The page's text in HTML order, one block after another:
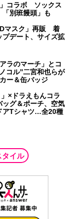
」コラボ ソックス
別班饅頭」も
マスク」再販 着
プデート、サイズ拡
ラのマーチ」とコ
コル”二宮和也らが
ー＆缶バッジ
×ドラえもんコラ
グ＆ポーチ、空気
アTシャツ…全20種
タイル